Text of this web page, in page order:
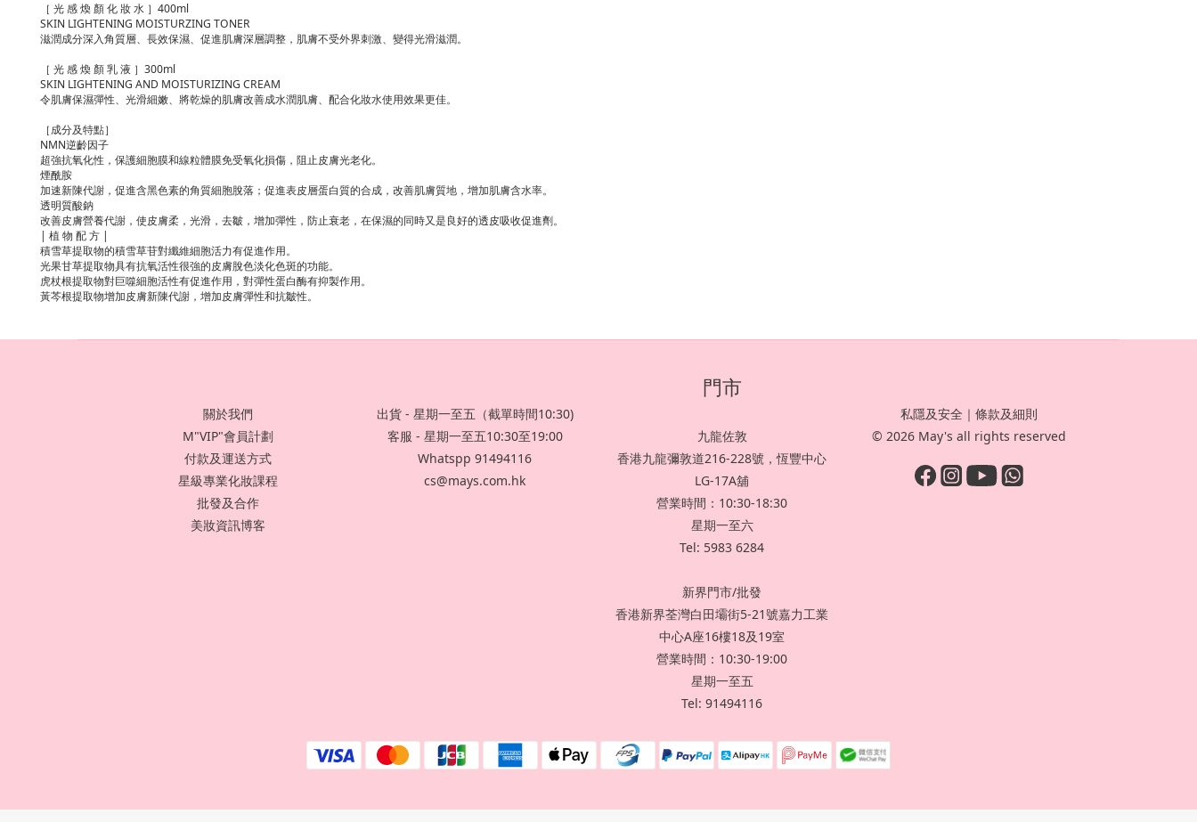
［ 光 感 煥 顏 化 妝 水 ］400ml
SKIN LIGHTENING MOISTURZING TONER
滋潤成分深入角質層、長效保濕、促進肌膚深層調整，肌膚不受外界刺激、變得光滑滋潤。
［ 光 感 煥 顏 乳 液 ］300ml
SKIN LIGHTENING AND MOISTURIZING CREAM
令肌膚保濕彈性、光滑細嫩、將乾燥的肌膚改善成水潤肌膚、配合化妝水使用效果更佳。
［成分及特點］
NMN逆齡因子
超強抗氧化性，保護細胞膜和線粒體膜免受氧化損傷，阻止皮膚光老化。
煙酰胺
加速新陳代謝，促進含黑色素的角質細胞脫落；促進表皮層蛋白質的合成，改善肌膚質地，增加肌膚含水率。
透明質酸鈉
改善皮膚營養代謝，使皮膚柔，光滑，去皺，增加彈性，防止衰老，在保濕的同時又是良好的透皮吸收促進劑。
| 植 物 配 方 |
積雪草提取物的積雪草苷對纖維細胞活力有促進作用。
光果甘草提取物具有抗氧活性很強的皮膚脫色淡化色斑的功能。
虎杖根提取物對巨噬細胞活性有促進作用，對彈性蛋白酶有抑製作用。
黃芩根提取物增加皮膚新陳代謝，增加皮膚彈性和抗皺性。
關於我們
M"VIP"會員計劃
付款及運送方式
星級專業化妝課程
批發及合作
美妝資訊博客
出貨 - 星期一至五（截單時間10:30)
客服 - 星期一至五10:30至19:00
Whatspp 91494116
cs@mays.com.hk
門市
九龍佐敦
香港九龍彌敦道216-228號，恆豐中心
LG-17A舖
營業時間：10:30-18:30
星期一至六
Tel: 5983 6284
新界門市/批發
香港新界荃灣白田壩街5-21號嘉力工業
中心A座16樓18及19室
營業時間：10:30-19:00
星期一至五
Tel: 91494116
私隱及安全 ｜條款及細則
© 2026 May's all rights reserved